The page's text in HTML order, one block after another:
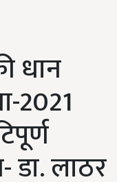
धान
2021
डा. लाठर